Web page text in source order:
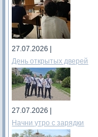
27.07.2026 |
День открытых дверей
27.07.2026 |
Начни утро с зарядки